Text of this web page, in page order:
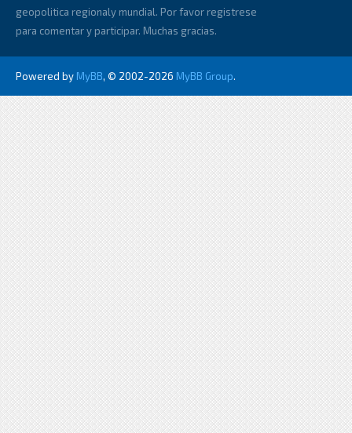
geopolitica regionaly mundial. Por favor registrese
para comentar y participar. Muchas gracias.
Powered by MyBB, © 2002-2026 MyBB Group.